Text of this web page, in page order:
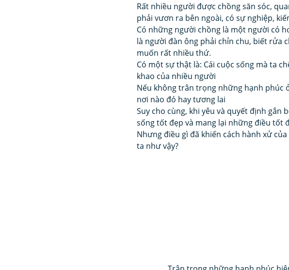
Rất nhiều người được chồng săn sóc,
phải vươn ra bên ngoài, có sự nghiệp,
Có những người chồng là một người có
là người đàn ông phải chỉn chu, biết rửa
muốn rất nhiều thứ.
Có một sự thật là: Cái cuộc sống mà ta
khao của nhiều người
Nếu không trân trọng những hạnh phúc
nơi nào đó hay tương lai
Suy cho cùng, khi yêu và quyết định
sống tốt đẹp và mang lại những điều tốt
Nhưng điều gì đã khiến cách hành xử
ta như vậy?